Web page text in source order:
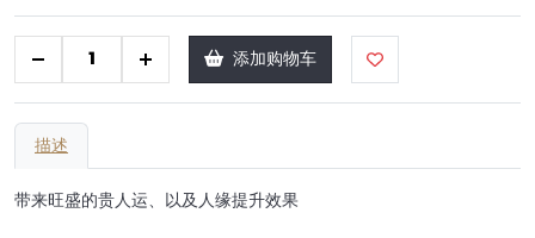
+ 添加购物车
描述
带来旺盛的贵人运、以及人缘提升效果